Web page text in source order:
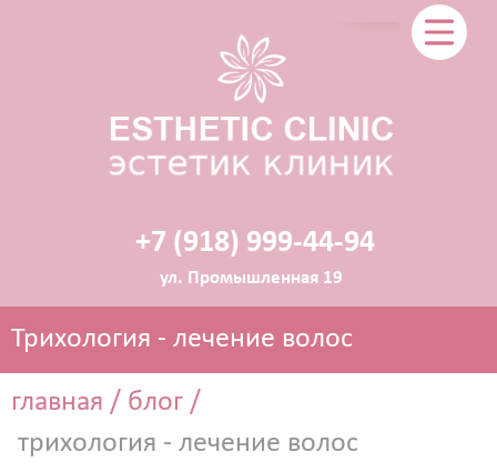
+7 (918) 999-44-94
ул. Промышленная 19
ЭСТЕТИЧЕСКАЯ КОСМЕТОЛОГИЯ
Трихология - лечение волос
главная / блог /
трихология - лечение волос